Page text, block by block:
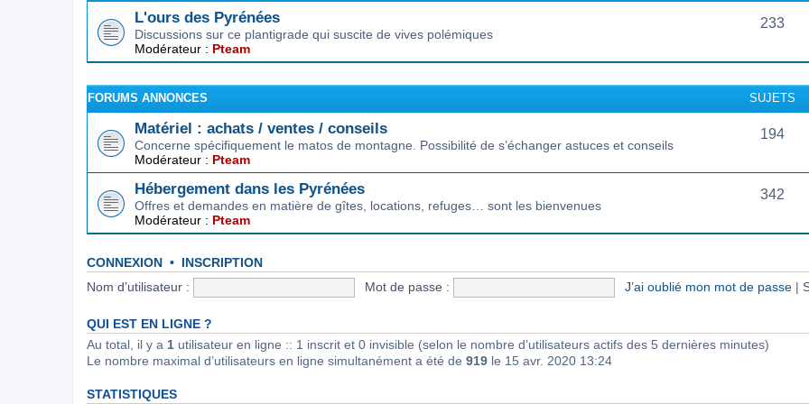
L'ours des Pyrénées
Discussions sur ce plantigrade qui suscite de vives polémiques
Modérateur : Pteam
233
FORUMS ANNONCES SUJETS
Matériel : achats / ventes / conseils
Concerne spécifiquement le matos de montagne. Possibilité de s’échanger astuces et conseils
Modérateur : Pteam
194
Hébergement dans les Pyrénées
Offres et demandes en matière de gîtes, locations, refuges… sont les bienvenues
Modérateur : Pteam
342
CONNEXION • INSCRIPTION
Nom d’utilisateur : Mot de passe : J’ai oublié mon mot de passe |
QUI EST EN LIGNE ?
Au total, il y a 1 utilisateur en ligne :: 1 inscrit et 0 invisible (selon le nombre d’utilisateurs actifs des 5 dernières minutes)
Le nombre maximal d’utilisateurs en ligne simultanément a été de 919 le 15 avr. 2020 13:24
STATISTIQUES